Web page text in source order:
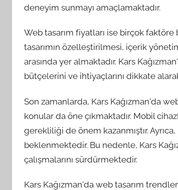
deneyim sunmayı amaçlamaktadır.
Web tasarım fiyatları ise birçok
tasarımın özelleştirilmesi, içerik
arasında yer almaktadır. Kars
bütçelerini ve ihtiyaçlarını dikkate
Son zamanlarda, Kars Kağızman'da
konular da öne çıkmaktadır. Mobil
gerekliliği de önem kazanmıştır.
beklenmektedir. Bu nedenle, Kars
çalışmalarını sürdürmektedir.
Kars Kağızman'da web tasarım